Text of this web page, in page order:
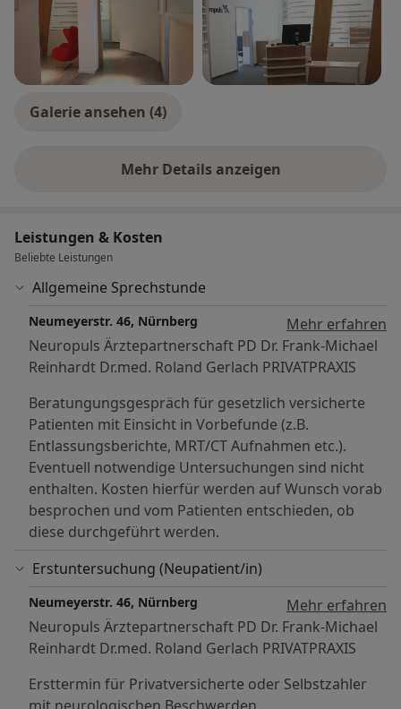
Galerie ansehen (4)
Mehr Details anzeigen
über Erfahrungen
Leistungen & Kosten
Beliebte Leistungen
Allgemeine Sprechstunde
Neumeyerstr. 46, Nürnberg
Mehr erfahren
Neuropuls Ärztepartnerschaft PD Dr. Frank-Michael
Reinhardt Dr.med. Roland Gerlach PRIVATPRAXIS
Beratungungsgespräch für gesetzlich versicherte
Patienten mit Einsicht in Vorbefunde (z.B.
Entlassungsberichte, MRT/CT Aufnahmen etc.).
Eventuell notwendige Untersuchungen sind nicht
enthalten. Kosten hierfür werden auf Wunsch vorab
besprochen und vom Patienten entschieden, ob
diese durchgeführt werden.
Erstuntersuchung (Neupatient/in)
Neumeyerstr. 46, Nürnberg
Mehr erfahren
Neuropuls Ärztepartnerschaft PD Dr. Frank-Michael
Reinhardt Dr.med. Roland Gerlach PRIVATPRAXIS
Ersttermin für Privatversicherte oder Selbstzahler